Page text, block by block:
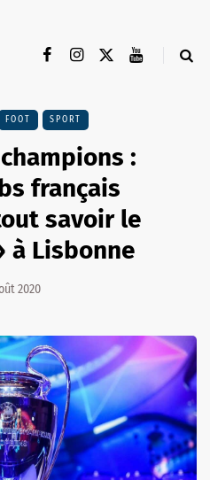
FOOT SPORT
:
français
savoir le
à Lisbonne
2020